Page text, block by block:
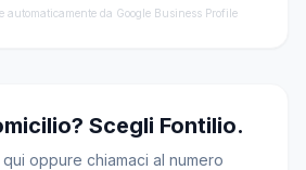
automaticamente da Google Business Profile
Scegli Fontilio.
oppure chiamaci al numero